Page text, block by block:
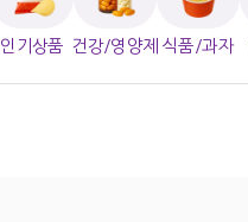
인기상품 건강/영양제 식품/과자